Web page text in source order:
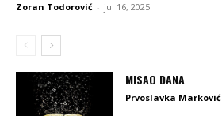
Zoran Todorović - jul 16, 2025
MISAO DANA
Prvoslavka Marković